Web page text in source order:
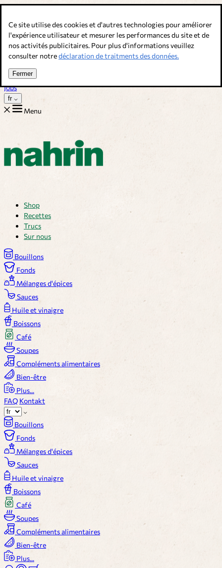
Ce site utilise des cookies et d'autres technologies pour améliorer
l'expérience utilisateur et mesurer les performances du site et de
nos activités publicitaires. Pour plus d'informations veuillez
consulter notredéclaration de traitments des données.
Fermer
Bouillons, épices & compléments alimentaires. Qualité suisse.
Service client
Recettes
Trucs
Sur nous
Jobs
fr
Menu
Shop
Recettes
Trucs
Sur nous
Bouillons
Fonds
Mélanges d'épices
Sauces
Huile et vinaigre
Boissons
Café
Soupes
Compléments alimentaires
Bien-être
Plus...
FAQ Kontakt
Bouillons
Fonds
Mélanges d'épices
Sauces
Huile et vinaigre
Boissons
Café
Soupes
Compléments alimentaires
Bien-être
Plus...